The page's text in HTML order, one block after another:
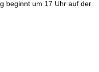
beginnt um 17 Uhr auf der